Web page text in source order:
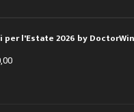
per l'Estate 2026 by